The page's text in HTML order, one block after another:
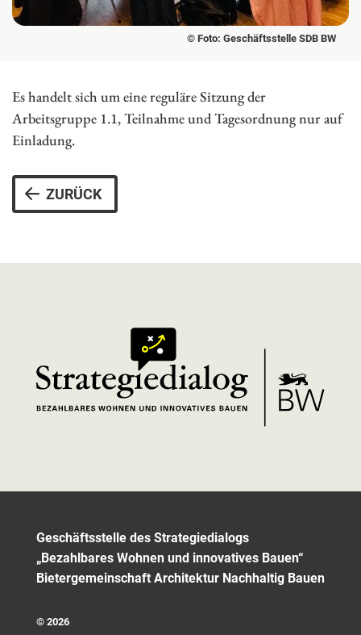
© Foto: Geschäftsstelle SDB BW
Es handelt sich um eine reguläre Sitzung der
Arbeitsgruppe 1.1, Teilnahme und Tagesordnung nur auf
Einladung.
ZURÜCK
Geschäftsstelle des Strategiedialogs
„Bezahlbares Wohnen und innovatives Bauen“
Bietergemeinschaft Architektur Nachhaltig Bauen
© 2026